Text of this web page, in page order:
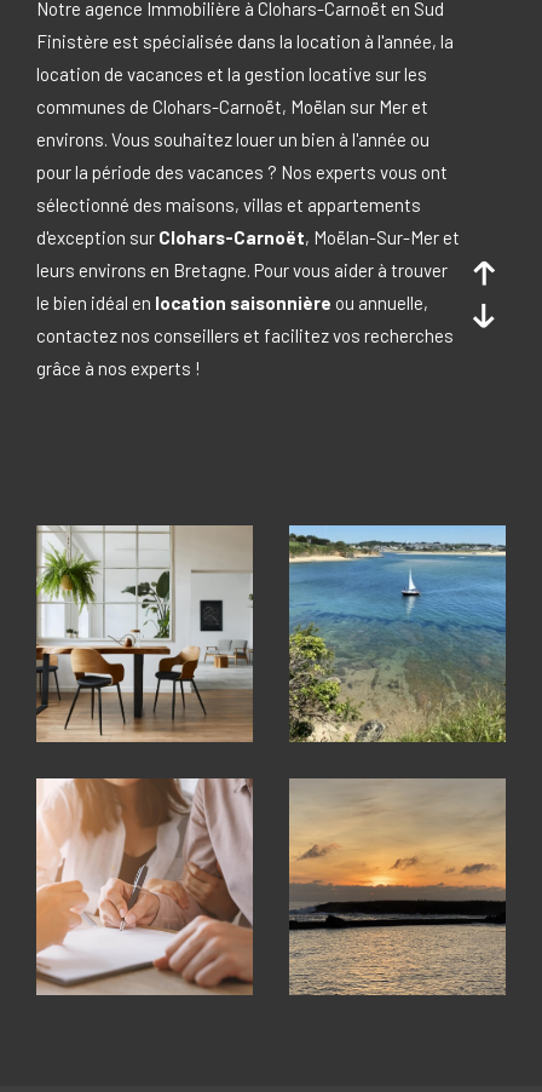
Notre agence Immobilière à Clohars-Carnoët en Sud
Finistère est spécialisée dans la location à l'année, la
location de vacances et la gestion locative sur les
communes de Clohars-Carnoët, Moëlan sur Mer et
environs. Vous souhaitez louer un bien à l'année ou
pour la période des vacances ? Nos experts vous ont
sélectionné des maisons, villas et appartements
d'exception sur Clohars-Carnoët, Moëlan-Sur-Mer et
leurs environs en Bretagne. Pour vous aider à trouver
le bien idéal en location saisonnière ou annuelle,
contactez nos conseillers et facilitez vos recherches
grâce à nos experts !
Budget
Budget
Surface
Surface
Pièces
Pièces
Référence
CRITÈRES SUPPLÉMENTAIRES
RECHERCHER